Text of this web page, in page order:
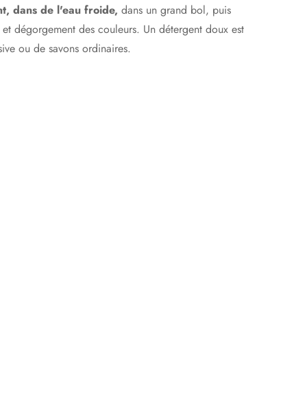
dans de l'eau froide, dans un grand bol, puis
dégorgement des couleurs. Un détergent doux est
ou de savons ordinaires.